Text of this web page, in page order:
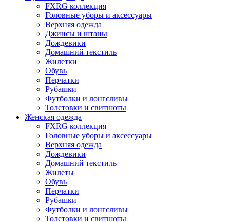
FXRG коллекция
Головные уборы и аксессуары
Верхняя одежда
Джинсы и штаны
Дождевики
Домашний текстиль
Жилетки
Обувь
Перчатки
Рубашки
Футболки и лонгсливы
Толстовки и свитшоты
Женская одежда
FXRG коллекция
Головные уборы и аксессуары
Верхняя одежда
Дождевики
Домашний текстиль
Жилеты
Обувь
Перчатки
Рубашки
Футболки и лонгсливы
Толстовки и свитшоты